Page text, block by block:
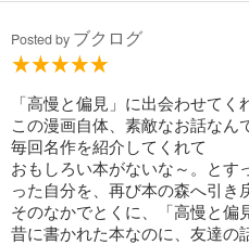
Posted by ブクログ
「高慢と偏見」に出会わせてく
この漫画自体、素敵なお話なん
毎回名作を紹介してくれて
おもしろい本がないな～。とす
った自分を、再び本の森へ引き
そのなかでとくに、「高慢と偏
昔に書かれた本なのに、友達の